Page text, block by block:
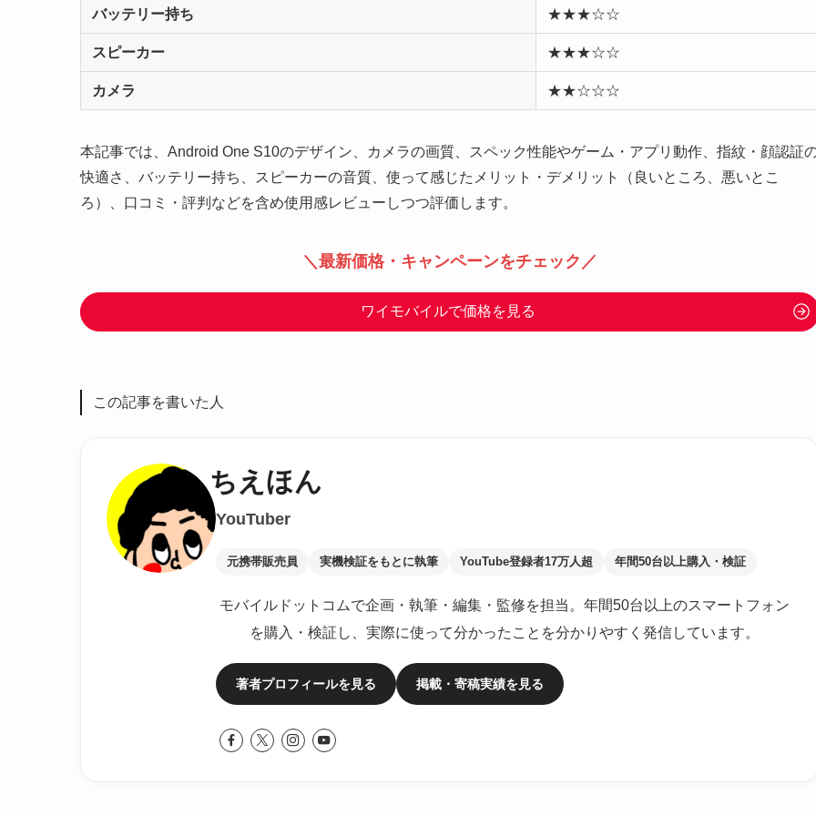
バッテリー持ち ★★★☆☆
スピーカー ★★★☆☆
カメラ ★★☆☆☆
本記事では、Android One S10のデザイン、カメラの画質、スペック性能やゲーム・アプリ動作、指紋・顔認証
快適さ、バッテリー持ち、スピーカーの音質、使って感じたメリット・デメリット（良いところ、悪いとこ
ろ）、口コミ・評判などを含め使用感レビューしつつ評価します。
＼最新価格・キャンペーンをチェック／
ワイモバイルで価格を見る
この記事を書いた人
ちえほん
YouTuber
元携帯販売員 実機検証をもとに執筆 YouTube登録者17万人超 年間50台以上購入・検証
モバイルドットコムで企画・執筆・編集・監修を担当。年間50台以上のスマートフォン
を購入・検証し、実際に使って分かったことを分かりやすく発信しています。
著者プロフィールを見る 掲載・寄稿実績を見る